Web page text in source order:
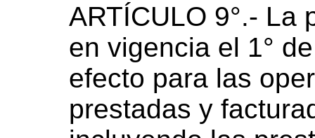
ARTÍCULO 9°.- La
en vigencia el 1°
efecto para las
prestadas y